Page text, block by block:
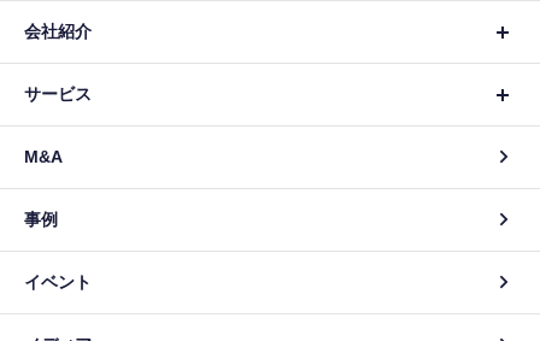
会社紹介
サービス
M&A
事例
イベント